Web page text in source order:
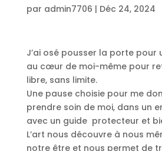
par admin7706 | Déc 24, 2024
J’ai osé pousser la porte pour
au cœur de moi-même pour
libre, sans limite.
Une pause choisie pour me
prendre soin de moi, dans un
avec un guide protecteur et
L’art nous découvre à nous
notre être et nous permet de